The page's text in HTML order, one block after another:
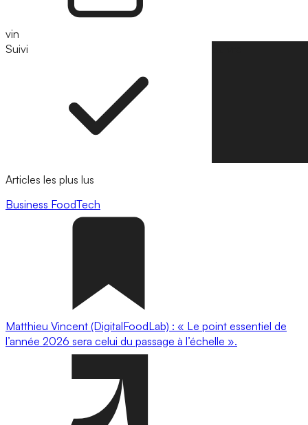
vin
Suivi
Articles les plus lus
Business FoodTech
Matthieu Vincent (DigitalFoodLab) : « Le point essentiel de
l’année 2026 sera celui du passage à l’échelle ».